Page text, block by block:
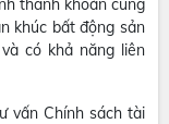
thanh khoản cũng
khúc bất động sản
có khả năng liên
vấn Chính sách tài